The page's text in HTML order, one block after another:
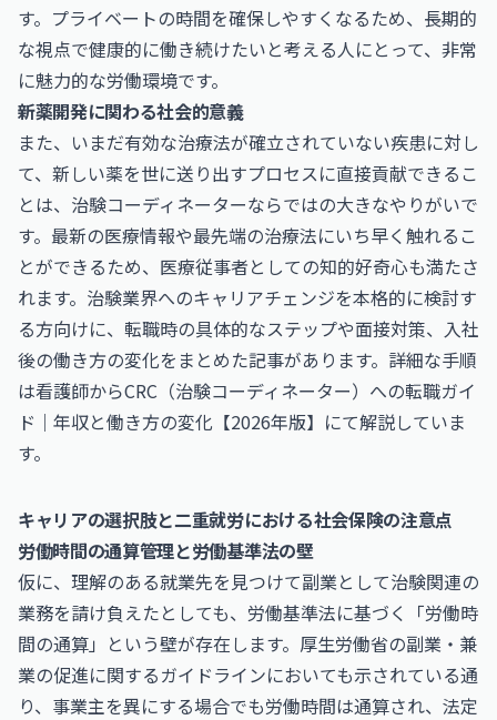
す。プライベートの時間を確保しやすくなるため、長期的
な視点で健康的に働き続けたいと考える人にとって、非常
に魅力的な労働環境です。
新薬開発に関わる社会的意義
また、いまだ有効な治療法が確立されていない疾患に対し
て、新しい薬を世に送り出すプロセスに直接貢献できるこ
とは、治験コーディネーターならではの大きなやりがいで
す。最新の医療情報や最先端の治療法にいち早く触れるこ
とができるため、医療従事者としての知的好奇心も満たさ
れます。治験業界へのキャリアチェンジを本格的に検討す
る方向けに、転職時の具体的なステップや面接対策、入社
後の働き方の変化をまとめた記事があります。詳細な手順
は看護師からCRC（治験コーディネーター）への転職ガイ
ド｜年収と働き方の変化【2026年版】 にて解説していま
す。
キャリアの選択肢と二重就労における社会保険の注意点
労働時間の通算管理と労働基準法の壁
仮に、理解のある就業先を見つけて副業として治験関連の
業務を請け負えたとしても、労働基準法に基づく「労働時
間の通算」という壁が存在します。厚生労働省の副業・兼
業の促進に関するガイドラインにおいても示されている通
り、事業主を異にする場合でも労働時間は通算され、法定